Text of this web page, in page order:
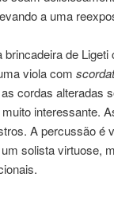
a uma
de
viola com
cordas alteradas
interessante.
A percussão é
solista virtuose,